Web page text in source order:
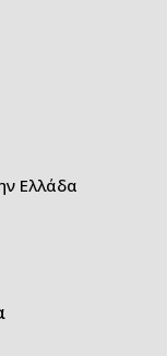
Ελλάδα